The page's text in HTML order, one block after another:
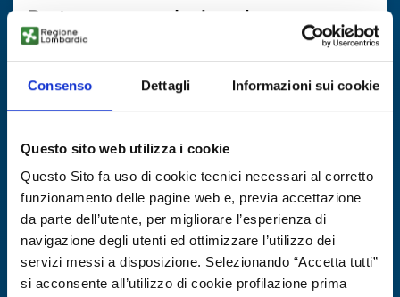
Consenso Dettagli Informazioni sui cookie
Questo sito web utilizza i cookie
Questo Sito fa uso di cookie tecnici necessari al corretto
funzionamento delle pagine web e, previa accettazione
da parte dell’utente, per migliorare l’esperienza di
navigazione degli utenti ed ottimizzare l’utilizzo dei
servizi messi a disposizione. Selezionando “Accetta tutti”
si acconsente all’utilizzo di cookie profilazione prima
Partner per produzione box per
rimorchi logistici leggeri
ID EEN: BRDE20250808016
Scade il13 novembre 2026